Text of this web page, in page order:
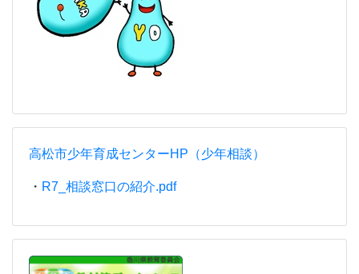
高松市少年育成センターHP（少年相談）
・ R7_相談窓口の紹介.pdf